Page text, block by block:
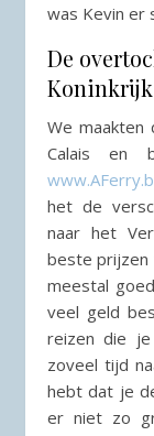
was Kevin er
De
Koninkrijk
We
Calais en
het de
naar het
beste prijzen
meestal
veel geld
reizen die
zoveel tijd
hebt dat je
er niet zo